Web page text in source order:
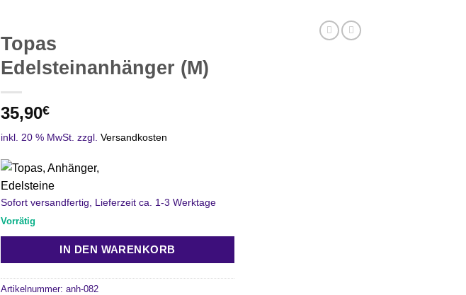
Topas
Edelsteinanhänger (M)
35,90€
inkl. 20 % MwSt. zzgl. Versandkosten
Sofort versandfertig, Lieferzeit ca. 1-3 Werktage
Vorrätig
IN DEN WARENKORB
Artikelnummer: anh-082